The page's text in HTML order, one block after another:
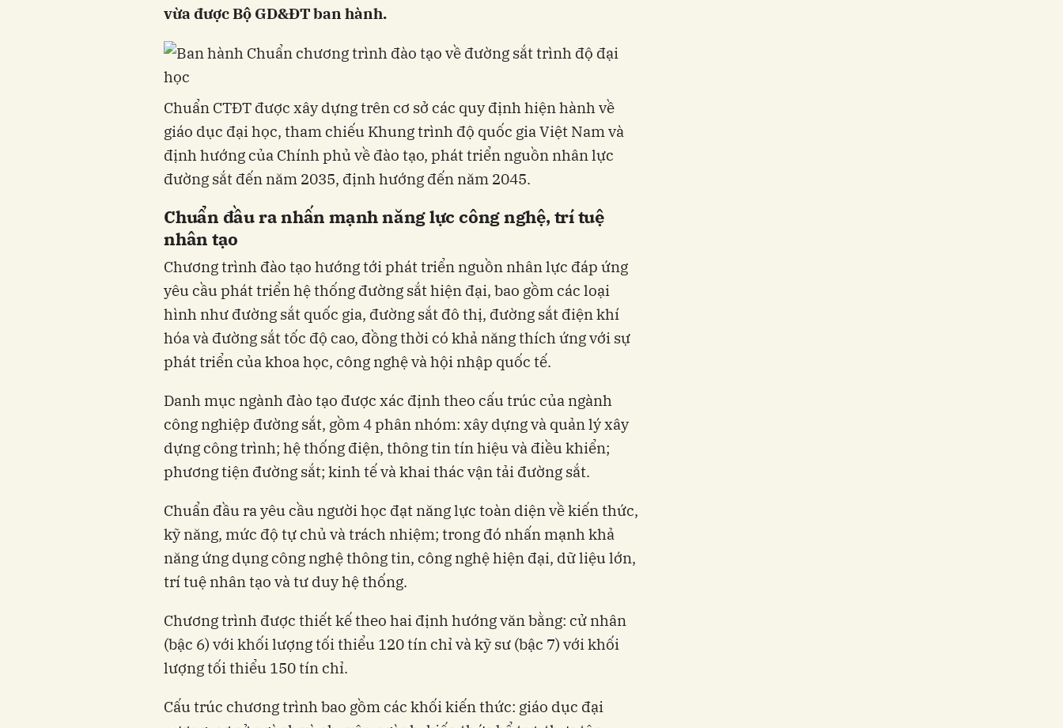
vừa được Bộ GD&ĐT ban hành.
Chuẩn CTĐT được xây dựng trên cơ sở các quy định hiện hành về
giáo dục đại học, tham chiếu Khung trình độ quốc gia Việt Nam và
định hướng của Chính phủ về đào tạo, phát triển nguồn nhân lực
đường sắt đến năm 2035, định hướng đến năm 2045.
Chuẩn đầu ra nhấn mạnh năng lực công nghệ, trí tuệ
nhân tạo
Chương trình đào tạo hướng tới phát triển nguồn nhân lực đáp ứng
yêu cầu phát triển hệ thống đường sắt hiện đại, bao gồm các loại
hình như đường sắt quốc gia, đường sắt đô thị, đường sắt điện khí
hóa và đường sắt tốc độ cao, đồng thời có khả năng thích ứng với sự
phát triển của khoa học, công nghệ và hội nhập quốc tế.
Danh mục ngành đào tạo được xác định theo cấu trúc của ngành
công nghiệp đường sắt, gồm 4 phân nhóm: xây dựng và quản lý xây
dựng công trình; hệ thống điện, thông tin tín hiệu và điều khiển;
phương tiện đường sắt; kinh tế và khai thác vận tải đường sắt.
Chuẩn đầu ra yêu cầu người học đạt năng lực toàn diện về kiến thức,
kỹ năng, mức độ tự chủ và trách nhiệm; trong đó nhấn mạnh khả
năng ứng dụng công nghệ thông tin, công nghệ hiện đại, dữ liệu lớn,
trí tuệ nhân tạo và tư duy hệ thống.
Chương trình được thiết kế theo hai định hướng văn bằng: cử nhân
(bậc 6) với khối lượng tối thiểu 120 tín chỉ và kỹ sư (bậc 7) với khối
lượng tối thiểu 150 tín chỉ.
Cấu trúc chương trình bao gồm các khối kiến thức: giáo dục đại